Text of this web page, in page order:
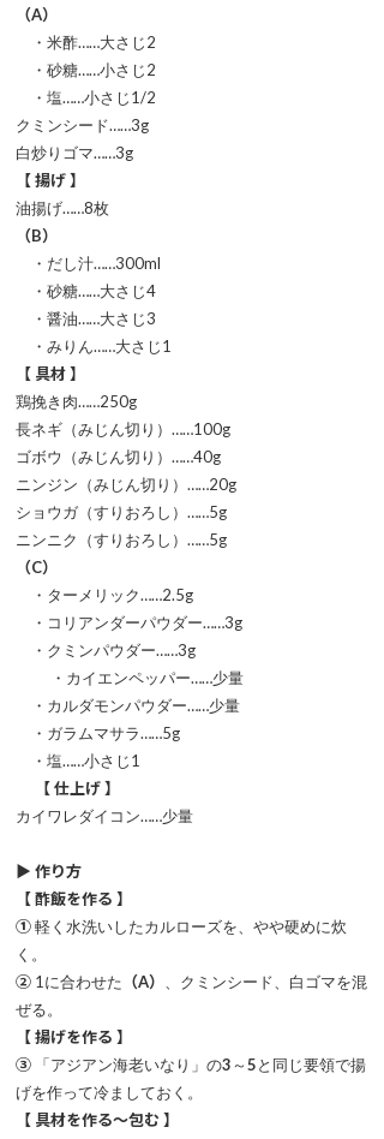
（A）
・米酢……大さじ2
・砂糖……小さじ2
・塩……小さじ1/2
クミンシード……3g
白炒りゴマ……3g
【 揚げ 】
油揚げ……8枚
（B）
・だし汁……300ml
・砂糖……大さじ4
・醤油……大さじ3
・みりん……大さじ1
【 具材 】
鶏挽き肉……250g
長ネギ（みじん切り）……100g
ゴボウ（みじん切り）……40g
ニンジン（みじん切り）……20g
ショウガ（すりおろし）……5g
ニンニク（すりおろし）……5g
（C）
・ターメリック……2.5g
・コリアンダーパウダー……3g
・クミンパウダー……3g
・カイエンペッパー……少量
・カルダモンパウダー……少量
・ガラムマサラ……5g
・塩……小さじ1
【 仕上げ 】
カイワレダイコン……少量
▶ 作り方
【 酢飯を作る 】
①軽く水洗いしたカルローズを、やや硬めに炊
く。
② 1に合わせた （A）
、クミンシード、白ゴマを混
ぜる。
【 揚げを作る 】
③ 「アジアン海老いなり」の3～5と同じ要領で揚
げを作って冷ましておく。
【 具材を作る～包む 】